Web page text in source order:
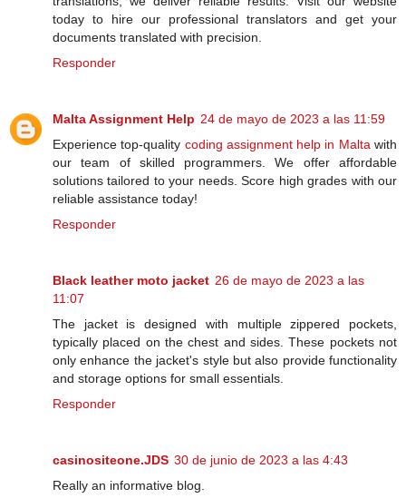
today to hire our professional translators and get your
documents translated with precision.
Responder
Malta Assignment Help 24 de mayo de 2023 a las 11:59
Experience top-quality coding assignment help in Maltawith
our team of skilled programmers. We offer affordable
solutions tailored to your needs. Score high grades with our
reliable assistance today!
Responder
Black leather moto jacket 26 de mayo de 2023 a las
11:07
The jacket is designed with multiple zippered pockets,
typically placed on the chest and sides. These pockets not
only enhance the jacket's style but also provide functionality
and storage options for small essentials.
Responder
casinositeone.JDS 30 de junio de 2023 a las 4:43
Really an informative blog.